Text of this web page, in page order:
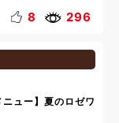
8 296
ニュー】夏のロゼワ